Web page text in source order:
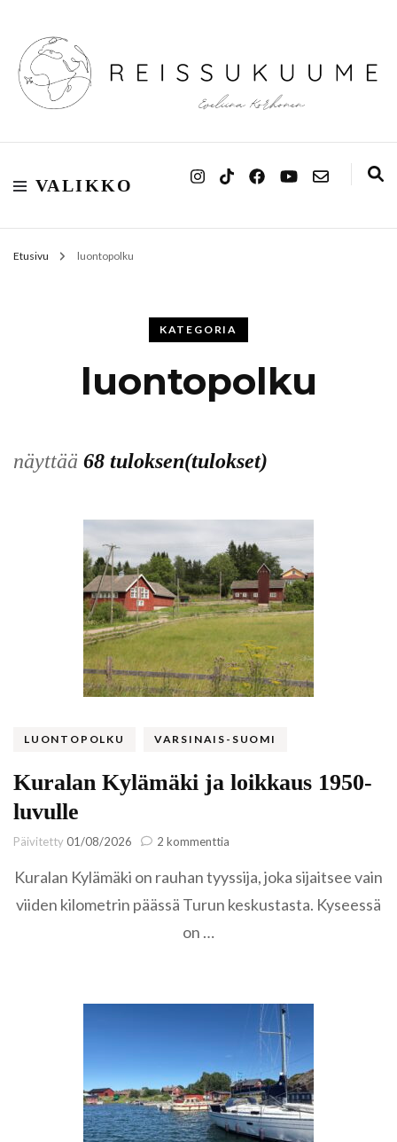
Reissukuume
VALIKKO
Etusivu luontopolku
KATEGORIA
luontopolku
näyttää 68 tuloksen(tulokset)
LUONTOPOLKU VARSINAIS-SUOMI
Kuralan Kylämäki ja loikkaus 1950-
luvulle
Päivitetty01/08/2026 2 kommenttia
Kylämäki
loikkaus
Kuralan Kylämäki on rauhan tyyssija, joka sijaitsee vain
viiden kilometrin päässä Turun keskustasta. Kyseessä
on …